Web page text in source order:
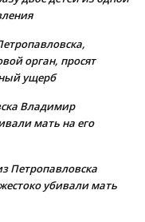
орган, просят
ущерб
Владимир
мать на его
Петропавловска
убивали мать